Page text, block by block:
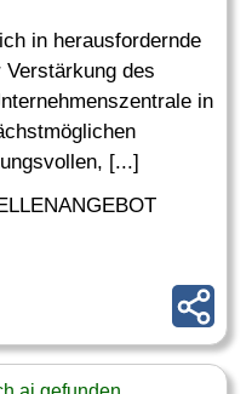
in herausfordernde
des
in
[...]